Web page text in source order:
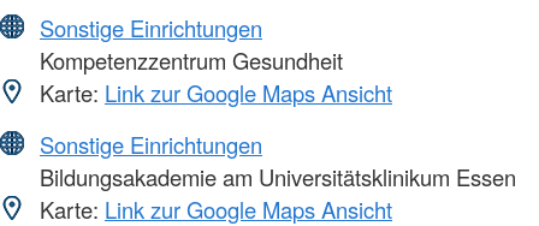
Sonstige Einrichtungen
Kompetenzzentrum Gesundheit
Karte: Link zur Google Maps Ansicht
Sonstige Einrichtungen
Bildungsakademie am Universitätsklinikum Essen
Karte: Link zur Google Maps Ansicht